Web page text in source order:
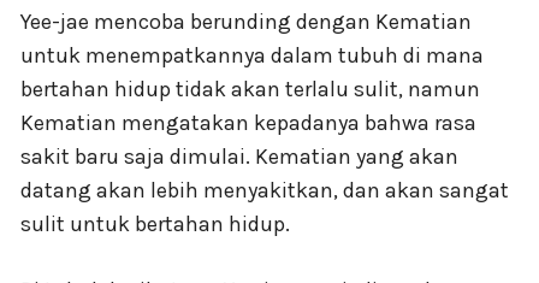
Yee-jae mencoba berunding dengan Kematian
untuk menempatkannya dalam tubuh di mana
bertahan hidup tidak akan terlalu sulit, namun
Kematian mengatakan kepadanya bahwa rasa
sakit baru saja dimulai. Kematian yang akan
datang akan lebih menyakitkan, dan akan sangat
sulit untuk bertahan hidup.